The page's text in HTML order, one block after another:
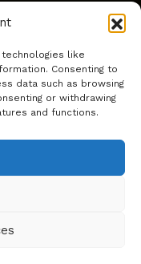
like
Consenting to
data such as browsing
or withdrawing
and functions.